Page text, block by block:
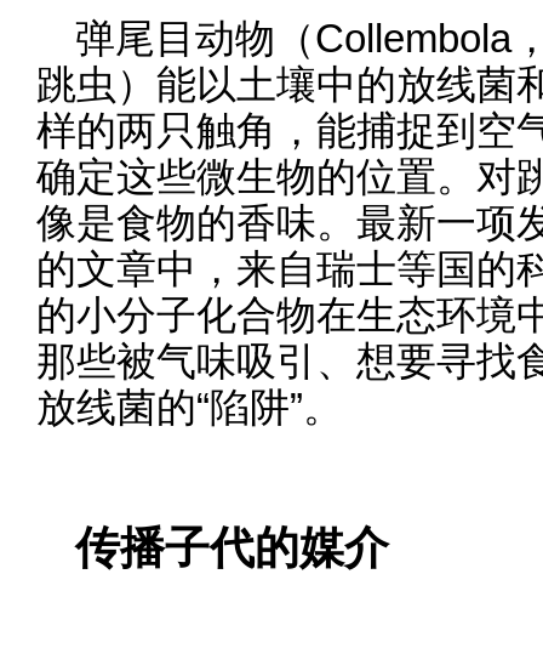
弹尾目动物（Collembola
跳虫）能以土壤中的放线菌
样的两只触角，能捕捉到空
确定这些微生物的位置。对
像是食物的香味。最新一项
的文章中，来自瑞士等国的
的小分子化合物在生态环境
那些被气味吸引、想要寻找
放线菌的“陷阱”。
传播子代的媒介